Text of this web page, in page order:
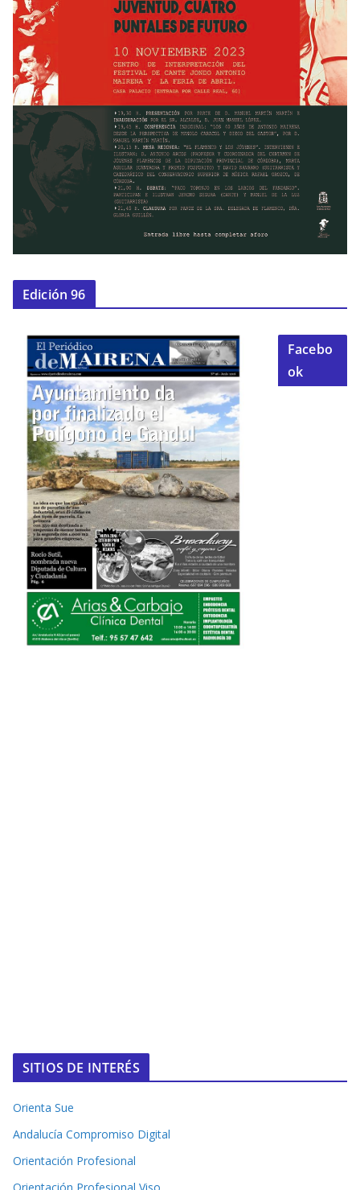
Edición 96
Facebo
ok
SITIOS DE INTERÉS
Orienta Sue
Andalucía Compromiso Digital
Orientación Profesional
Orientación Profesional Viso